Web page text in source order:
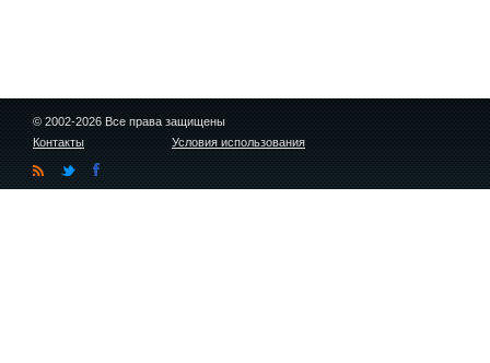
© 2002-2026 Все права защищены
Контакты
Условия использования